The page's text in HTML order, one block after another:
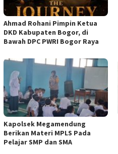
Ahmad Rohani Pimpin Ketua
DKD Kabupaten Bogor, di
Bawah DPC PWRI Bogor Raya
Kapolsek Megamendung
Berikan Materi MPLS Pada
Pelajar SMP dan SMA